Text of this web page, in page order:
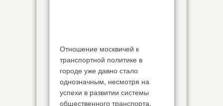
Отношение москвичей к
транспортной политике в
городе уже давно стало
однозначным, несмотря на
успехи в развитии системы
общественного транспорта.